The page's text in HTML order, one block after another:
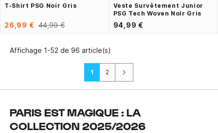
T-Shirt PSG Noir Gris
26,99 € 44,99 €
Veste Survêtement Junior
PSG Tech Woven Noir Gris
94,99 €
Affichage 1-52 de 96 article(s)
1 2 Suivant
PARIS EST MAGIQUE : LA
COLLECTION 2025/2026